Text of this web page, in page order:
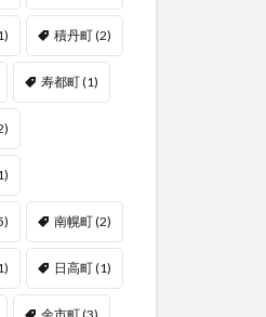
積丹町(2)
寿都町(1)
南幌町(2)
日高町(1)
余市町(3)